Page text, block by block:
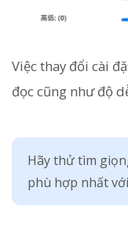
Việc thay đổi cài
đọc cũng như độ
Hãy thử tìm
phù hợp nhất